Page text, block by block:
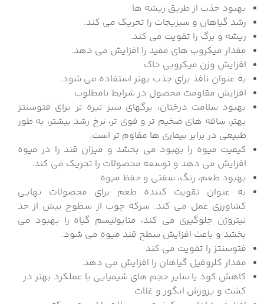
بهبود جذب از طریق ریشه ها
رشد گیاهان و سبزیجات را تحریک می کند.
ریشه و برگ را تقویت می کند.
مقدار میکروب های مفید را افزایش می دهد.
افزایش وزن میکروبی خاک
به عنوان نافذ برای جذب بهتر استفاده می شود.
افزایش مقاومت محصول در شرایط نامطلوب
بهبود سلامت درختان، برگهای سبز تیره تر برای فتوسنتز
بهتر، ساقه های ضخیم تر و قوی تر، نرخ رشد بیشتر، به طور
طبیعی در برابر بیماری ها مقاوم تر است.
کیفیت میوه را بهبود می بخشد و میزان قند را در میوه
افزایش می دهد و توسعه محصولات را تحریک می کند.
بهبود طعم، رنگ، سفتی و حفظ میوه
به عنوان تقویت کننده طعم برای محصولات نهایی
کشاورزی عمل می کند. سرکه چوب از سطوح بیش از حد
نیتروژن جلوگیری می کند، متابولیسم گیاه را بهبود می
بخشد و باعث افزایش سطح قند میوه می شود.
فتوسنتز را تقویت می کند
مقدار کلروفیل گیاهان را افزایش می دهد.
کاهش کود یا سایر حجم های شیمیایی با عملکرد بهتر در
کشت و پرورش انگور و غلات